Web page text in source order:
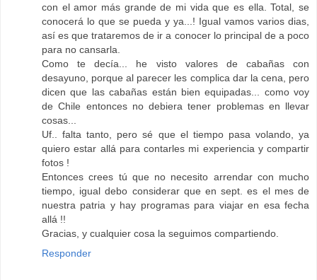
con el amor más grande de mi vida que es ella. Total, se
conocerá lo que se pueda y ya...! Igual vamos varios dias,
así es que trataremos de ir a conocer lo principal de a poco
para no cansarla.
Como te decía... he visto valores de cabañas con
desayuno, porque al parecer les complica dar la cena, pero
dicen que las cabañas están bien equipadas... como voy
de Chile entonces no debiera tener problemas en llevar
cosas...
Uf.. falta tanto, pero sé que el tiempo pasa volando, ya
quiero estar allá para contarles mi experiencia y compartir
fotos !
Entonces crees tú que no necesito arrendar con mucho
tiempo, igual debo considerar que en sept. es el mes de
nuestra patria y hay programas para viajar en esa fecha
allá !!
Gracias, y cualquier cosa la seguimos compartiendo.
Responder